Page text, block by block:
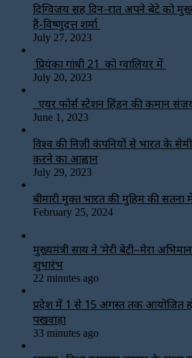
दिग्विजय सिंह दिन-रात अपने बेटे को
हैं-विष्णुदत्त शर्मा
July 27, 2023
प्रियंका गांधी 21 को ग्वालियर में
July 20, 2023
एयर फोर्स स्टेशन हिंडन की कमान
June 1, 2023
विश्‍व की निजी कंपनियों से भारत के
करने का आह्वान
July 29, 2023
बीमारी मुक्त भारत की मुहिम की सतना में
February 25, 2024
मुख्यमंत्री साय ने ‘मेरी बेटी–मेरा
शुभारंभ
22 minutes ago
प्रदेश में 1 से 15 अगस्त तक आयोजित हो
पखवाड़ा
33 minutes ago